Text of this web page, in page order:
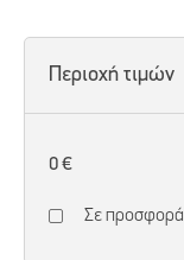
Περιοχή τιμών
0 €
Σε προσφορά